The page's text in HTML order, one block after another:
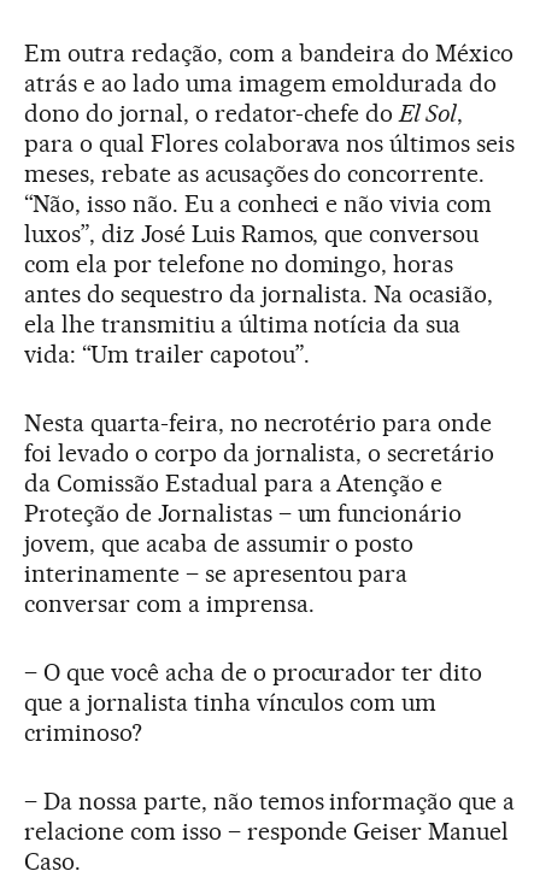
Em outra redação, com a bandeira do México
atrás e ao lado uma imagem emoldurada do
dono do jornal, o redator-chefe doEl Sol,
para o qual Flores colaborava nos últimos seis
meses, rebate as acusações do concorrente.
“Não, isso não. Eu a conheci e não vivia com
luxos”, diz José Luis Ramos, que conversou
com ela por telefone no domingo, horas
antes do sequestro da jornalista. Na ocasião,
ela lhe transmitiu a última notícia da sua
vida: “Um trailer capotou”.
Nesta quarta-feira, no necrotério para onde
foi levado o corpo da jornalista, o secretário
da Comissão Estadual para a Atenção e
Proteção de Jornalistas – um funcionário
jovem, que acaba de assumir o posto
interinamente – se apresentou para
conversar com a imprensa.
– O que você acha de o procurador ter dito
que a jornalista tinha vínculos com um
criminoso?
– Da nossa parte, não temos informação que a
relacione com isso – responde Geiser Manuel
Caso.